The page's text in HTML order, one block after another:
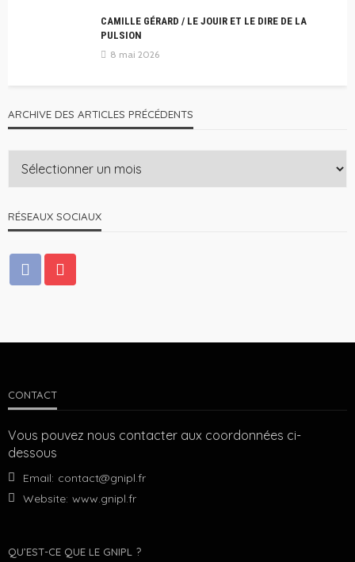
CAMILLE GÉRARD / LE JOUIR ET LE DIRE DE LA
PULSION
8 mai 2026
ARCHIVE DES ARTICLES PRÉCÉDENTS
RÉSEAUX SOCIAUX
CONTACT
Vous pouvez nous contacter aux coordonnées ci-
dessous
Email: contact@gnipl.fr
Website: www.gnipl.fr
QU’EST-CE QUE LE GNIPL ?